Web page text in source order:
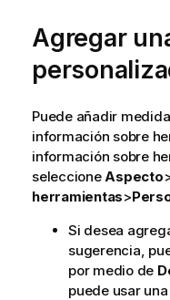
e
e
c
i
a
Agregar
Puede añadir
información sobre
información sobre
seleccione Aspecto
herramientas>
Si desea
sugerencia,
por medio de
puede usar